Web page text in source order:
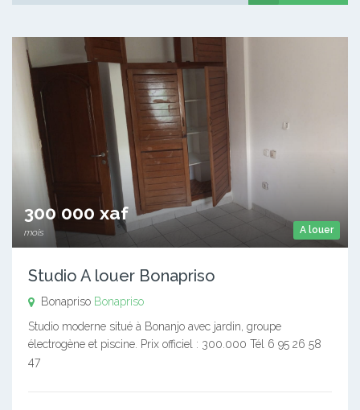
A louer
300 000 xaf
mois
Studio A louer Bonapriso
Bonapriso Bonapriso
Studio moderne situé à Bonanjo avec jardin, groupe
électrogène et piscine. Prix officiel : 300.000 Tél 6 95 26 58
47